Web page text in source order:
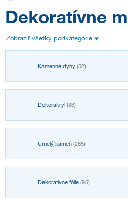
Dekoratívne
Zobraziť všetky podkategórie
Kamenné dyhy (52)
Dekorakryl (33)
Umelý kameň (265)
Dekoratívne fólie (95)